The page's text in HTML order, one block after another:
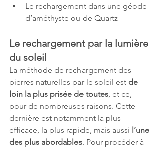
Le rechargement dans une géode
d’améthyste ou de Quartz
Le rechargement par la lumière
du soleil
La méthode de rechargement des
pierres naturelles par le soleil est de
loin la plus prisée de toutes, et ce,
pour de nombreuses raisons. Cette
dernière est notamment la plus
efficace, la plus rapide, mais aussi l’une
des plus abordables. Pour procéder à